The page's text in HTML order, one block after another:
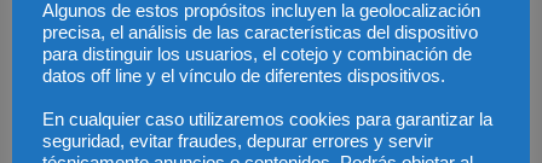
profesional en el sector deportivo desde el año 2014 a través de la
Cátedra de Estudios e Investigación en Derecho Deportivo de la
URJC. En 2018 se incorpora a la Secretaría General de la
de Presidente de la Junta Electoral de la Real Federación Española
Algunos de estos propósitos incluyen la geolocalización
precisa, el análisis de las características del dispositivo
para distinguir los usuarios, el cotejo y combinación de
datos off line y el vínculo de diferentes dispositivos.
En cualquier caso utilizaremos cookies para garantizar la
seguridad, evitar fraudes, depurar errores y servir